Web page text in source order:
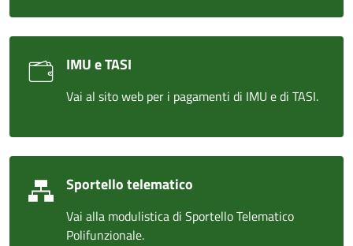
IMU e TASI
Vai al sito web per i pagamenti di IMU e di TASI.
Sportello telematico
Vai alla modulistica di Sportello Telematico
Polifunzionale.